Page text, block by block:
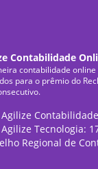
Contabilidade
contabilidade online
para o prêmio do
Agilize
Agilize Tecnologia:
Regional de